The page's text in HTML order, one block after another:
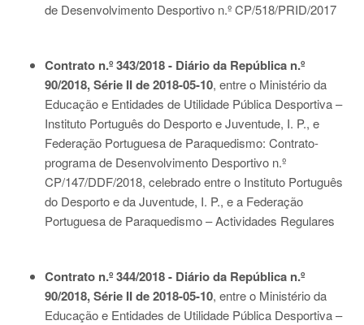
de Desenvolvimento Desportivo n.º CP/518/PRID/2017
Contrato n.º 343/2018 - Diário da República n.º
90/2018, Série II de 2018-05-10, entre o Ministério da
Educação e Entidades de Utilidade Pública Desportiva –
Instituto Português do Desporto e Juventude, I. P., e
Federação Portuguesa de Paraquedismo: Contrato-
programa de Desenvolvimento Desportivo n.º
CP/147/DDF/2018, celebrado entre o Instituto Português
do Desporto e da Juventude, I. P., e a Federação
Portuguesa de Paraquedismo – Actividades Regulares
Contrato n.º 344/2018 - Diário da República n.º
90/2018, Série II de 2018-05-10, entre o Ministério da
Educação e Entidades de Utilidade Pública Desportiva –